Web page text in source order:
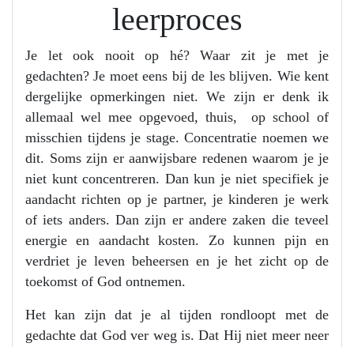
leerproces
Je let ook nooit op hé? Waar zit je met je
gedachten? Je moet eens bij de les blijven. Wie kent
dergelijke opmerkingen niet. We zijn er denk ik
allemaal wel mee opgevoed, thuis, op school of
misschien tijdens je stage. Concentratie noemen we
dit. Soms zijn er aanwijsbare redenen waarom je je
niet kunt concentreren. Dan kun je niet specifiek je
aandacht richten op je partner, je kinderen je werk
of iets anders. Dan zijn er andere zaken die teveel
energie en aandacht kosten. Zo kunnen pijn en
verdriet je leven beheersen en je het zicht op de
toekomst of God ontnemen.
Het kan zijn dat je al tijden rondloopt met de
gedachte dat God ver weg is. Dat Hij niet meer neer